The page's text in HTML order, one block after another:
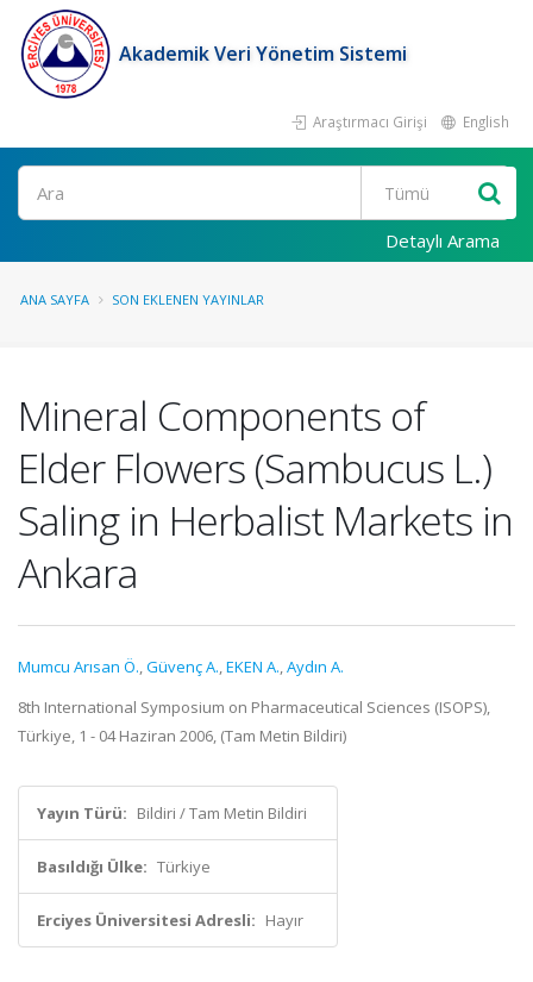
Akademik Veri Yönetim Sistemi
Araştırmacı Girişi English
Ara
Detaylı Arama
ANA SAYFA SON EKLENEN YAYINLAR
Mineral Components of
Elder Flowers (Sambucus L.)
Saling in Herbalist Markets in
Ankara
Mumcu Arısan Ö.,Güvenç A.,EKEN A.,Aydın A.
8th International Symposium on Pharmaceutical Sciences (ISOPS),
Türkiye, 1 - 04 Haziran 2006, (Tam Metin Bildiri)
Yayın Türü: Bildiri / Tam Metin Bildiri
Basıldığı Ülke: Türkiye
Erciyes Üniversitesi Adresli: Hayır